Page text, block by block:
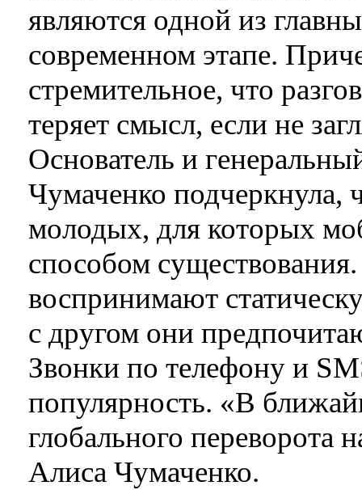
являются одной из
современном этапе.
стремительное, что
теряет смысл, если не
Основатель и
Чумаченко подчеркнула,
молодых, для которых
способом
воспринимают
с другом они
Звонки по телефону и
популярность. «В
глобального переворота
Алиса Чумаченко.